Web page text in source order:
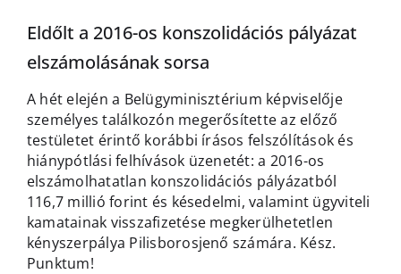
Eldőlt a 2016-os konszolidációs pályázat
elszámolásának sorsa
A hét elején a Belügyminisztérium képviselője
személyes találkozón megerősítette az előző
testületet érintő korábbi írásos felszólítások és
hiánypótlási felhívások üzenetét: a 2016-os
elszámolhatatlan konszolidációs pályázatból
116,7 millió forint és késedelmi, valamint ügyviteli
kamatainak visszafizetése megkerülhetetlen
kényszerpálya Pilisborosjenő számára. Kész.
Punktum!